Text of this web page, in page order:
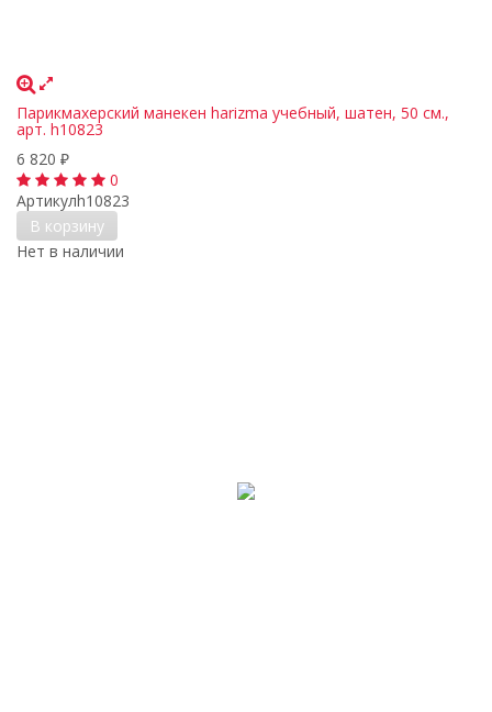
Парикмахерский манекен harizma учебный, шатен, 50 см.,
арт. h10823
6 820 ₽
0
Артикулh10823
В корзину
Нет в наличии